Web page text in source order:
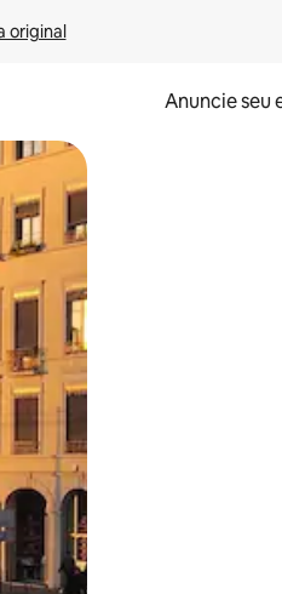
original
Anuncie seu
o dedo na tela.